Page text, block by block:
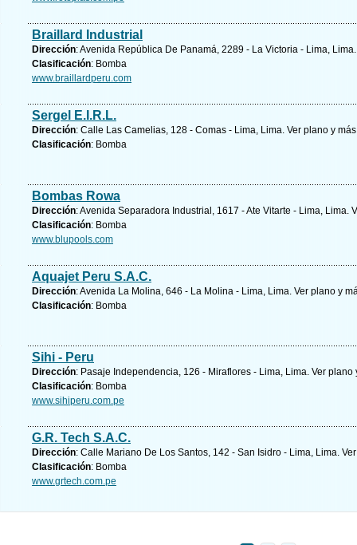
Braillard Industrial
Dirección: Avenida República De Panamá, 2289 - La Victoria - Lima,
Clasificación: Bomba
www.braillardperu.com
Sergel E.I.R.L.
Dirección: Calle Las Camelias, 128 - Comas - Lima, Lima. Ver plano y
Clasificación: Bomba
Bombas Rowa
Dirección: Avenida Separadora Industrial, 1617 - Ate Vitarte - Lima, Lima.
Clasificación: Bomba
www.blupools.com
Aquajet Peru S.A.C.
Dirección: Avenida La Molina, 646 - La Molina - Lima, Lima. Ver plano y
Clasificación: Bomba
Sihi - Peru
Dirección: Pasaje Independencia, 126 - Miraflores - Lima, Lima. Ver plano
Clasificación: Bomba
www.sihiperu.com.pe
G.R. Tech S.A.C.
Dirección: Calle Mariano De Los Santos, 142 - San Isidro - Lima, Lima.
Clasificación: Bomba
www.grtech.com.pe